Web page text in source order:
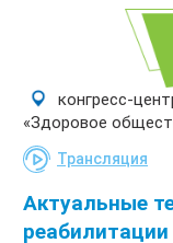
конгресс-
«Здоровое
Трансляция
Актуальные
реабилитации